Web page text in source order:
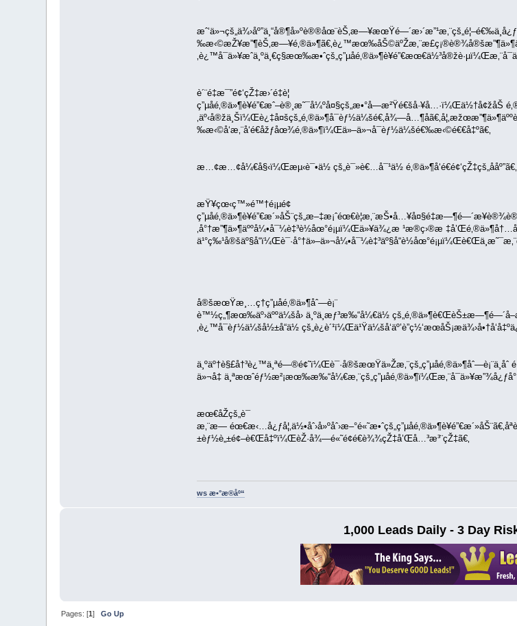
è´¨é‡æ¯”é¢‘çŽ‡æ›´é‡è¦
ç”µå­é‚®ä»¶è¥é”€æˆ–è®¸æ˜¯å¼ºå¤§çš„æ•°å­—æ²Ÿé€šå·¥å…·ï¼Œä½†å¢žåŠ
‰æ‹©å‘æ‚¨å‘é€åžƒåœ¾é‚®ä»¶ï¼Œä»–ä»¬å¯èƒ½ä¼šé€‰æ‹©é€€å‡ºã€‚
æ…¢æ…¢å¼€å§‹ï¼Œæµ‹è¯•ä½ çš„è¯»è€…å¯¹ä½
æŸ¥çœ‹ç™»é™†é¡µé¢
‚å°†æ”¶ä»¶äººå¼•å¯¼è‡³è½åœ°é¡µï¼Œä»¥ä¾¿æ ¹æ®ç›®æ
å®šæœŸæ¸…ç†ç”µå­é‚®ä»¶åˆ—è¡¨
è™½ç„¶æœ‰äº›äººä¼šå› ä¸ºä¸æƒ³æ‰“å¼€ä½
‚è¿™å¯èƒ½ä¼šå½±å“ä½
ä»¬å‡
æœ€åŽçš„è¯
æ‚¨æ—
±èƒ½è„±é¢–è€Œå‡ºï¼ŒèŽ·å¾—é«˜é¢é€è¾¾çŽ‡å’Œå…³æ³¨çŽ‡ã€‚
ws æ•°æ®åº“
1,000 Leads Daily - 3 Day
Pages: [1]Go Up